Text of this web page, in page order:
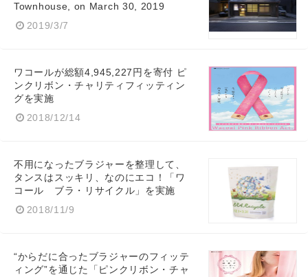
Townhouse, on March 30, 2019
2019/3/7
ワコールが総額4,945,227円を寄付 ピ
ンクリボン・チャリティフィッティン
グを実施
2018/12/14
不用になったブラジャーを整理して、
タンスはスッキリ、なのにエコ！「ワ
コール ブラ・リサイクル」を実施
2018/11/9
“からだに合ったブラジャーのフィッテ
ィング”を通じた「ピンクリボン・チャ